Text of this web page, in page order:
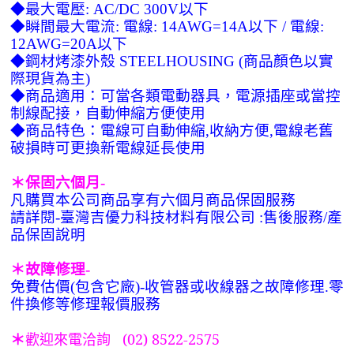
◆最大電壓: AC/DC 300V以下
◆瞬間最大電流: 電線: 14AWG=14A以下 / 電線:
12AWG=20A以下
◆鋼材烤漆外殼 STEELHOUSING (商品顏色以實
際現貨為主)
◆商品適用：可當各類電動器具，電源插座或當控
制線配接，自動伸縮方便使用
◆商品特色：電線可自動伸縮,收納方便,電線老舊
破損時可更換新電線延長使用
＊保固六個月-
凡購買本公司商品享有六個月商品保固服務
請詳閱-臺灣吉優力科技材料有限公司 :售後服務/產
品保固說明
＊故障修理-
免費估價(包含它廠)-收管器或收線器之故障修理.零
件換修等修理報價服務
＊歡迎來電洽詢 (02) 8522-2575